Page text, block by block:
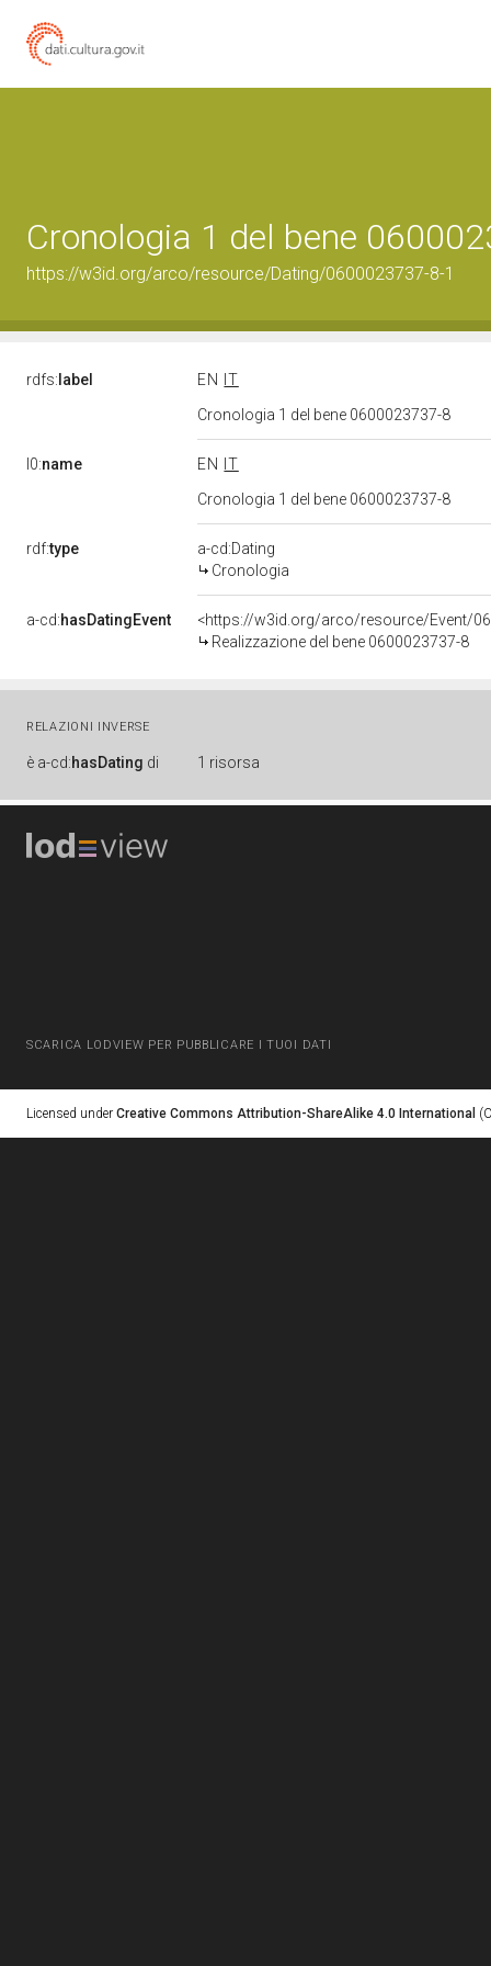
Cronologia 1 del bene
https://w3id.org/arco/resource/Dating/0600023737-8-1
rdfs: label EN
IT
Cronologia 1 del bene 0600023737-8
l0:name EN
IT
Cronologia 1 del bene 0600023737-8
rdf:type
a-cd:Dating
Cronologia
a-cd:hasDatingEvent
<https://w3id.org/arco/resource/Event/
Realizzazione del bene 0600023737-8
RELAZIONI INVERSE
è a-cd:hasDating di 1 risorsa
SCARICA LODVIEW PER PUBBLICARE I TUOI DATI
Licensed under Creative Commons Attribution-ShareAlike 4.0 International